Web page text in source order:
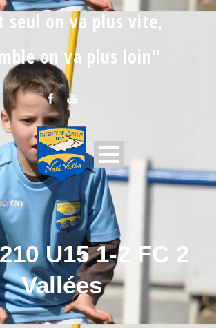
seul on va plus vite,
on va plus loin"
U15 1-2 FC 2
Vallées